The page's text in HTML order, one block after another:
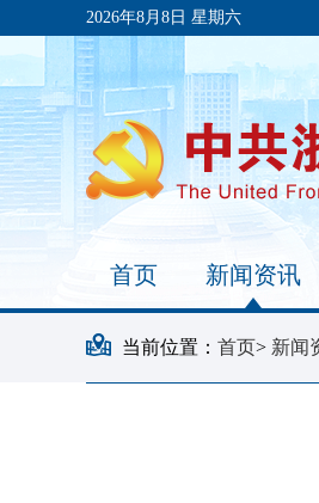
2026年8月8日 星期六
首页 新闻资讯
当前位置： 首页> 新闻